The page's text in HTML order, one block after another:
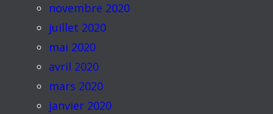
novembre 2020
juillet 2020
mai 2020
avril 2020
mars 2020
janvier 2020